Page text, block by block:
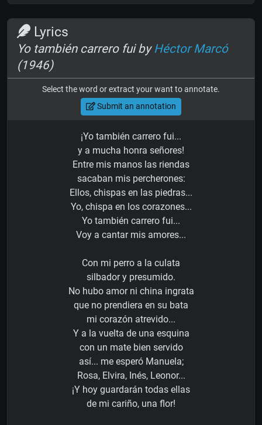
Lyrics
Yo también carrero fui by Héctor Marcó
(1946)
Select the word or extract your want to annotate.
Submit an annotation
¡Yo también carrero fui...
y a mucha honra señores!
Entre mis manos las riendas
sacaban mis percherones:
Ellos, chispas en las piedras...
Yo, chispa en los corazones...
Yo también carrero fui...
Voy a cantar mis amores...
Con mi perro a la culata
silbador y presumido.
No hubo amor ni china ingrata
que no prendiera en su bata
mi corazón atrevido...
Y a la vuelta de una esquina
con un mate bien servido
así... me esperó Manuela;
Rosa, Elvira, Inés, Leonor...
¡Y hoy guardarán todas ellas
de mi cariño, una flor!